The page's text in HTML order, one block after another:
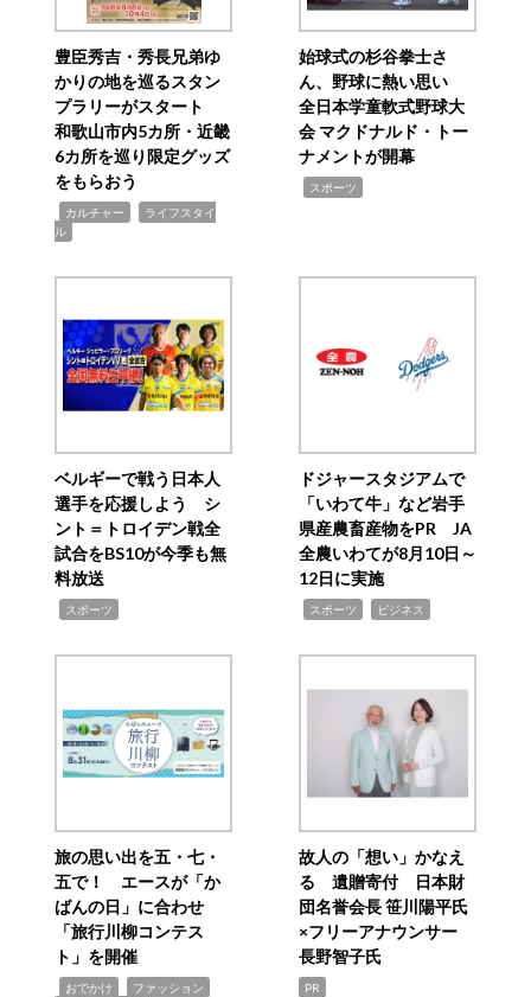
豊臣秀吉・秀長兄弟ゆ
かりの地を巡るスタン
プラリーがスタート
和歌山市内5カ所・近畿
6カ所を巡り限定グッズ
をもらおう
カルチャー
ライフスタイ
ル
始球式の杉谷拳士さ
ん、野球に熱い思い
全日本学童軟式野球大
会 マクドナルド・トー
ナメントが開幕
スポーツ
ベルギーで戦う日本人
選手を応援しよう シ
ント＝トロイデン戦全
試合をBS10が今季も無
料放送
スポーツ
ドジャースタジアムで
「いわて牛」など岩手
県産農畜産物をPR JA
全農いわてが8月10日～
12日に実施
スポーツ ビジネス
旅の思い出を五・七・
五で！ エースが「か
ばんの日」に合わせ
「旅行川柳コンテス
ト」を開催
おでかけ ファッション
故人の「想い」かなえ
る 遺贈寄付 日本財
団名誉会長 笹川陽平氏
×フリーアナウンサー
長野智子氏
PR